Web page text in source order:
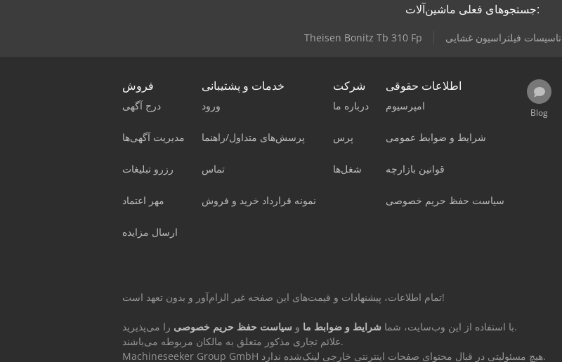
جستجوهای فعلی ماشین‌آلات:
Theisen Bonitz Tb 310 Fp تاسیسات فیلتراسیون غشایی
فروش
درج آگهی
مدیریت آگهی‌ها
رزرو تبلیغات
مهر اعتماد
ارسال مزایده
خدمات و پشتیبانی
ورود
پرسش‌های متداول/راهنما
تماس
نمونه قرارداد خرید و فروش
شرکت
درباره ما
پرس
شغل‌ها
اطلاعات حقوقی
امپرسیوم
شرایط و ضوابط عمومی
قوانین بازارچه
سیاست حفظ حریم خصوصی
Blog
تمام اطلاعات، پیشنهادات و قیمت‌های این صفحه غیر الزام‌آور و بدون تعهد است!
با استفاده از این وب‌سایت، شما شرایط و ضوابط ما و سیاست حفظ حریم خصوصی
را می‌پذیرید.
علائم تجاری مذکور متعلق به مالکان مربوطه می‌باشند.
Machineseeker Group GmbH هیچ مسئولیتی در قبال محتوای صفحات اینترنتی خارجی لینک‌شده ندارد.